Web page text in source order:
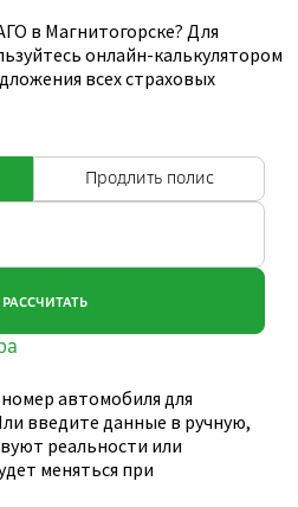
в Магнитогорске? Для
онлайн-калькулятором
всех страховых
автомобиля для
введите данные в ручную,
реальности или
меняться при